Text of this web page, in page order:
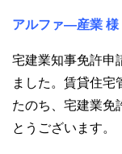
アルファ―産業
宅建業知事免許申
ました。賃貸住宅
たのち、宅建業免
とうございます。